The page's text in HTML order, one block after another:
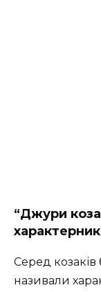
“Джури
Серед козаків
називали